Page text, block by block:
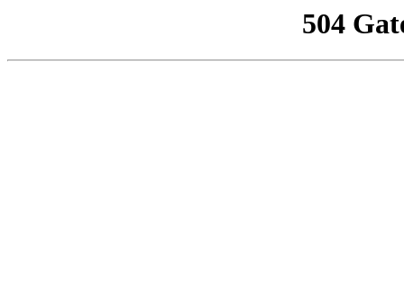
504